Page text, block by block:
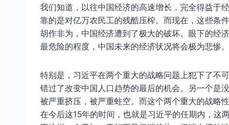
我们知道，以往中国经济的高速增长，完全得益于
靠的是对亿万农民工的残酷压榨。而现在，这些条
胡作非为，中国经济遭到了极大的破坏。眼下的经
最危险的程度，中国未来的经济状况将会极为悲惨。
特别是，习近平在两个重大的战略问题上犯下了不
错过了改变中国人口趋势的最后的机会。另一个是
被严重挤压，被严重蛀空。而这个两个重大的战略
在今后这15年的时间，也就是习近平的任期内，这